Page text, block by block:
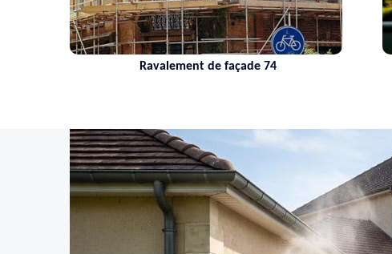
Ravalement de façade 74